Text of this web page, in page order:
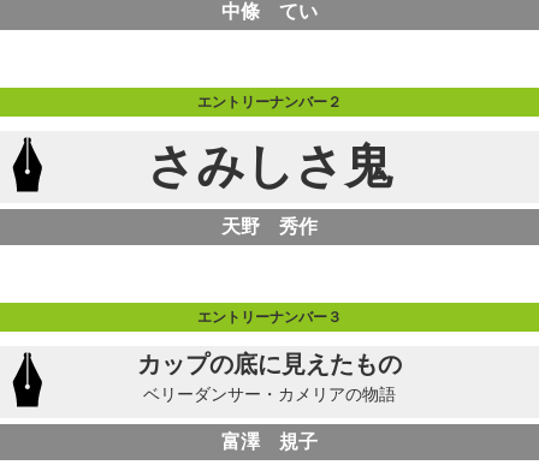
中條 てい
エントリーナンバー２
さみしさ鬼
天野 秀作
エントリーナンバー３
カップの底に見えたもの
ベリーダンサー・カメリアの物語
富澤 規子